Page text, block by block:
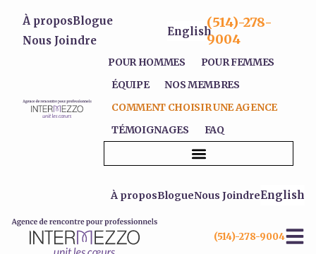
À proposBlogue
Nous Joindre
English
(514)-278-
9004
POUR HOMMES
POUR FEMMES
ÉQUIPE
NOS MEMBRES
COMMENT CHOISIR UNE AGENCE
TÉMOIGNAGES
FAQ
À proposBlogueNous JoindreEnglish
(514)-278-9004